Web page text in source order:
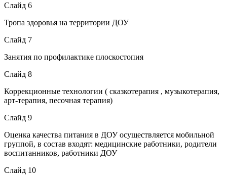
Слайд 6
Тропа здоровья на территории ДОУ
Слайд 7
Занятия по профилактике плоскостопия
Слайд 8
Коррекционные технологии ( сказкотерапия , музыкотерапия,
арт-терапия, песочная терапия)
Слайд 9
Оценка качества питания в ДОУ осуществляется мобильной
группой, в состав входят: медицинские работники, родители
воспитанников, работники ДОУ
Слайд 10